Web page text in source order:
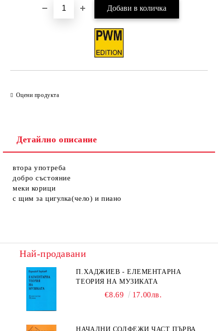
Оцени продукта
Детайлно описание
втора употреба
добро състояние
меки корици
с щим за цигулка(чело) и пиано
Най-продавани
П.ХАДЖИЕВ - ЕЛЕМЕНТАРНА
ТЕОРИЯ НА МУЗИКАТА
€8.69 17.00лв.
НАЧАЛНИ СОЛФЕЖИ ЧАСТ ПЪРВА